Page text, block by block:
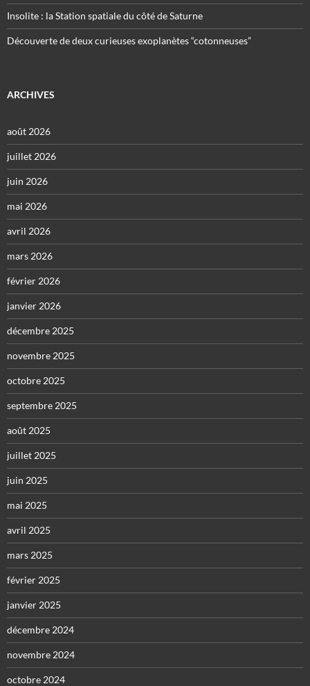
Insolite : la Station spatiale du côté de Saturne
Découverte de deux curieuses exoplanètes “cotonneuses”
ARCHIVES
août 2026
juillet 2026
juin 2026
mai 2026
avril 2026
mars 2026
février 2026
janvier 2026
décembre 2025
novembre 2025
octobre 2025
septembre 2025
août 2025
juillet 2025
juin 2025
mai 2025
avril 2025
mars 2025
février 2025
janvier 2025
décembre 2024
novembre 2024
octobre 2024